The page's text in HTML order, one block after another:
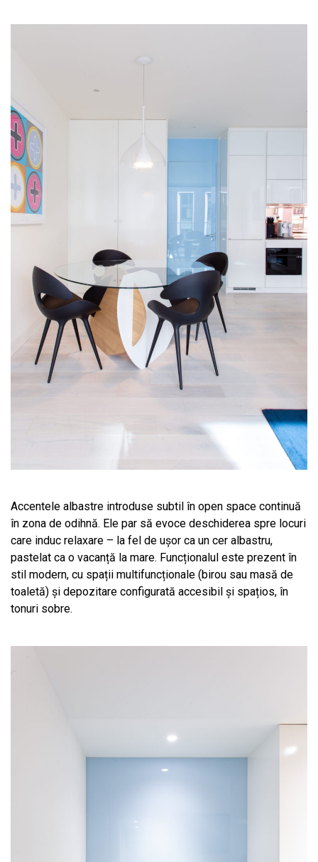
Accentele albastre introduse subtil în open space continuă
în zona de odihnă. Ele par să evoce deschiderea spre locuri
care induc relaxare – la fel de ușor ca un cer albastru,
pastelat ca o vacanță la mare. Funcționalul este prezent în
stil modern, cu spații multifuncționale (birou sau masă de
toaletă) și depozitare configurată accesibil și spațios, în
tonuri sobre.